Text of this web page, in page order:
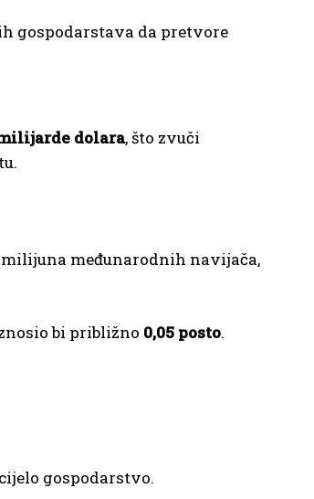
gospodarstava da pretvore
dolara, što zvuči
milijuna međunarodnih navijača,
bi približno 0,05 posto.
gospodarstvo.